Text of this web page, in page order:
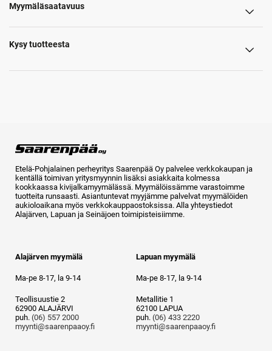
Myymäläsaatavuus
Kysy tuotteesta
Etelä-Pohjalainen perheyritys Saarenpää Oy palvelee verkkokaupan ja
kentällä toimivan yritysmyynnin lisäksi asiakkaita kolmessa
kookkaassa kivijalkamyymälässä. Myymälöissämme varastoimme
tuotteita runsaasti. Asiantuntevat myyjämme palvelvat myymälöiden
aukioloaikana myös verkkokauppaostoksissa. Alla yhteystiedot
Alajärven, Lapuan ja Seinäjoen toimipisteisiimme.
Alajärven myymälä
Ma-pe 8-17, la 9-14
Teollisuustie 2
62900 ALAJÄRVI
puh. (06) 557 2000
myynti@saarenpaaoy.fi
Lapuan myymälä
Ma-pe 8-17, la 9-14
Metallitie 1
62100 LAPUA
puh. (06) 433 2220
myynti@saarenpaaoy.fi